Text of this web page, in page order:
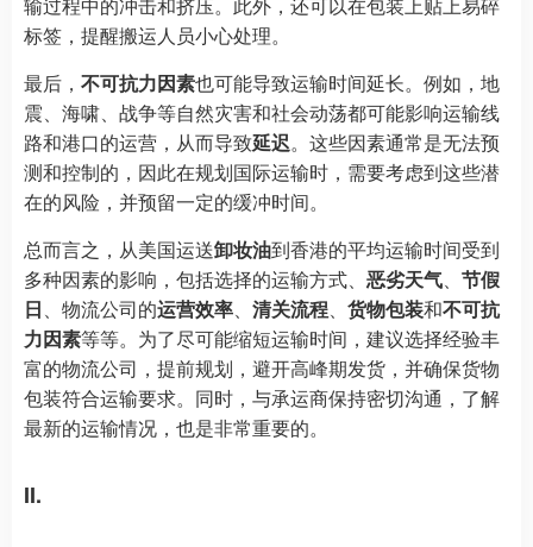
标签，提醒搬运人员小心处理。
最后， 不可抗力因素也可能导致运输时间延长。例如，地
震、海啸、战争等自然灾害和社会动荡都可能影响运输线
路和港口的运营，从而导致延迟。这些因素通常是无法预
测和控制的，因此在规划国际运输时，需要考虑到这些潜
在的风险，并预留一定的缓冲时间。
总而言之，从美国运送卸妆油到香港的平均运输时间受到
多种因素的影响，包括选择的运输方式、 恶劣天气、 节假
日、物流公司的运营效率、 清关流程、 货物包装和不可抗
力因素等等。为了尽可能缩短运输时间，建议选择经验丰
富的物流公司，提前规划，避开高峰期发货，并确保货物
包装符合运输要求。同时，与承运商保持密切沟通，了解
最新的运输情况，也是非常重要的。
II.